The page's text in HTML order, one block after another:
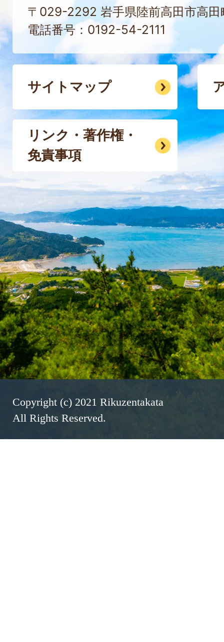
〒029-2292 岩手県陸前高田市高田
電話番号：0192-54-2111
サイトマップ
リンク・著作権・
免責事項
Copyright (c) 2021 Rikuzentakata
All Rights Reserved.